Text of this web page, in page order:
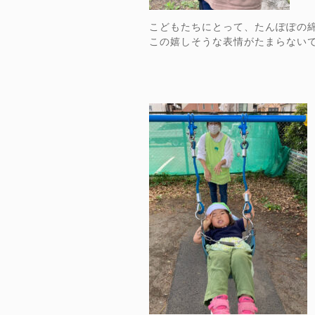
こどもたちにとって、たんぽぽの
この嬉しそうな表情がたまらない